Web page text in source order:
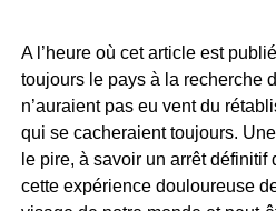
A l’heure où cet article est
toujours le pays à la recherche
n’auraient pas eu vent du
qui se cacheraient toujours.
le pire, à savoir un arrêt définitif
cette expérience douloureuse